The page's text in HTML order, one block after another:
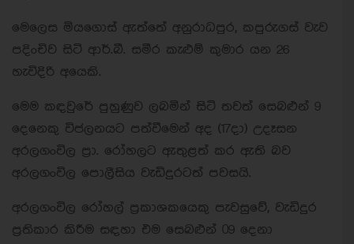
මෙලෙස මියගොස් ඇත්තේ අනුරාධපුර, කපුරුගස් වැව
පදිංචිව සිටි ආර්.බී. සමීර කැළුම් කුමාර යන 26
හැවිදිරි අයෙකි.
මෙම කඳවුරේ පුහුණුව ලබමින් සිටි තවත් සෙබළුන් 9
දෙනෙකු විජලනයට පත්වීමෙන් අද (17දා) උදෑසන
අරලගංවිල ප්‍රා. රෝහලට ඇතුළත් කර ඇති බව
අරලගංවිල පොලීසිය වැඩිදුරටත් පවසයි.
අරලගංවිල රෝහල් ප්‍රකාශකයෙකු පැවසුවේ, වැඩිදුර
ප්‍රතිකාර කිරීම සඳහා එම සෙබළුන් 09 දෙනා